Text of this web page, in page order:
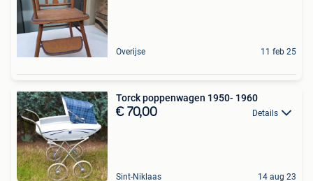
Overijse 11 feb 25
Torck poppenwagen 1950- 1960
€ 70,00 Details
Sint-Niklaas 14 aug 23